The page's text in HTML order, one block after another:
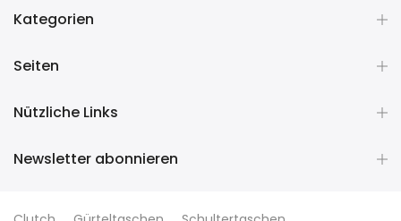
Kategorien
Seiten
Nützliche Links
Newsletter abonnieren